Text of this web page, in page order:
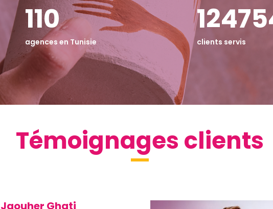
110
agences en Tunisie clients servis
Témoignages clients
Jaouher Ghati